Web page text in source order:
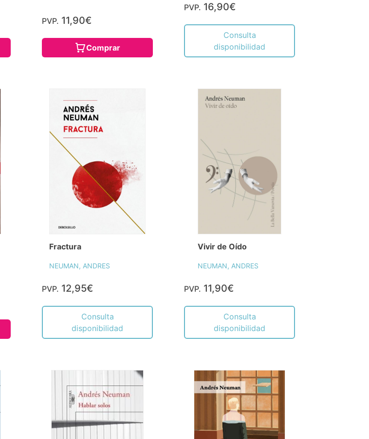
PVP. 11,90€
Comprar
PVP. 16,90€
Consulta
disponibilidad
Fractura
NEUMAN, ANDRES
PVP. 12,95€
Consulta
disponibilidad
Vivir de Oído
NEUMAN, ANDRES
PVP. 11,90€
Consulta
disponibilidad